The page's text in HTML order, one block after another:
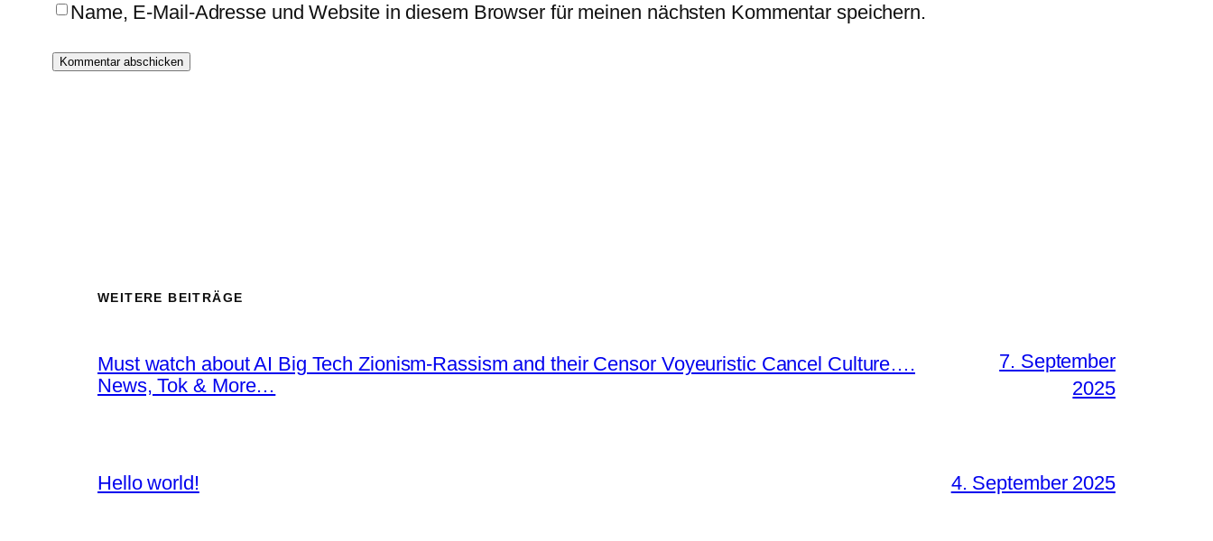
Name, E-Mail-Adresse und Website in diesem Browser für meinen nächsten Kommentar speichern.
WEITERE BEITRÄGE
Must watch about AI Big Tech Zionism-Rassism and their Censor Voyeuristic Cancel Culture….
News, Tok & More…
7. September
2025
Hello world! 4. September 2025